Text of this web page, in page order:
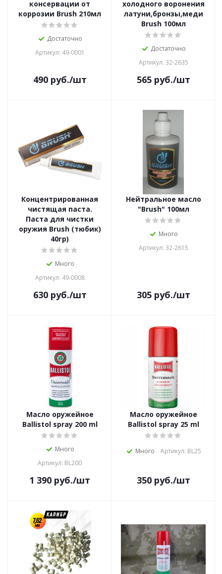
консервации от
коррозии Brush 210мл
Достаточно
Артикул: 49-0001
490руб./шт
холодного воронения
латуни,бронзы,меди
Brush 100мл
Достаточно
Артикул: 32-2635
565руб./шт
Концентрированная
чистящая паста.
Паста для чистки
оружия Brush (тюбик)
40гр)
Много
Артикул: 49-0008
630руб./шт
Нейтральное масло
"Brush" 100мл
Много
Артикул: 32-2615
305руб./шт
Масло оружейное
Ballistol spray 200 ml
Много
Артикул: BL200
1 390 руб./шт
Масло оружейное
Ballistol spray 25 ml
Много Артикул: BL25
350руб./шт